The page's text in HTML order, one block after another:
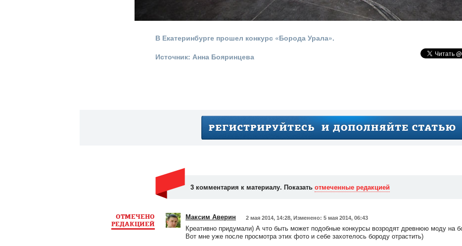
В Екатеринбурге прошел конкурс «Борода Урала».
Источник: Анна Бояринцева
3 комментария к материалу. Показать отмеченные редакцией
ОТМЕЧЕНО
РЕДАКЦИЕЙ
Максим Аверин 2 мая 2014, 14:28, Изменено: 5 мая 2014, 06:43
Креативно придумали) А что быть может подобные конкурсы возродят древнюю моду на
Вот мне уже после просмотра этих фото и себе захотелось бороду отрастить)